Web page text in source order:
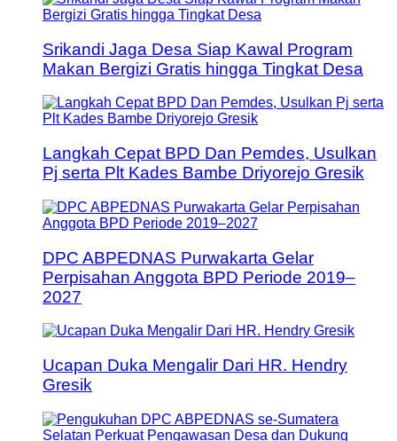
Srikandi Jaga Desa Siap Kawal Program
Makan Bergizi Gratis hingga Tingkat Desa
Langkah Cepat BPD Dan Pemdes, Usulkan
Pj serta Plt Kades Bambe Driyorejo Gresik
DPC ABPEDNAS Purwakarta Gelar
Perpisahan Anggota BPD Periode 2019–
2027
Ucapan Duka Mengalir Dari HR. Hendry
Gresik